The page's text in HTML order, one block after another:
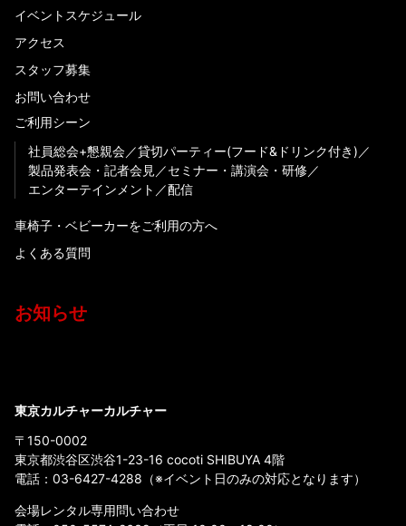
イベントスケジュール
アクセス
スタッフ募集
お問い合わせ
ご利用シーン
社員総会+懇親会
貸切パーティー(フード&ドリンク付き)
製品発表会・記者会見
セミナー・講演会・研修
エンターテインメント
配信
車椅子・ベビーカーをご利用の方へ
よくある質問
お知らせ
東京カルチャーカルチャー
〒150-0002
東京都渋谷区渋谷1-23-16 cocoti SHIBUYA 4階
電話： 03-6427-4288 （※イベント日のみの対応となります）
会場レンタル専用問い合わせ